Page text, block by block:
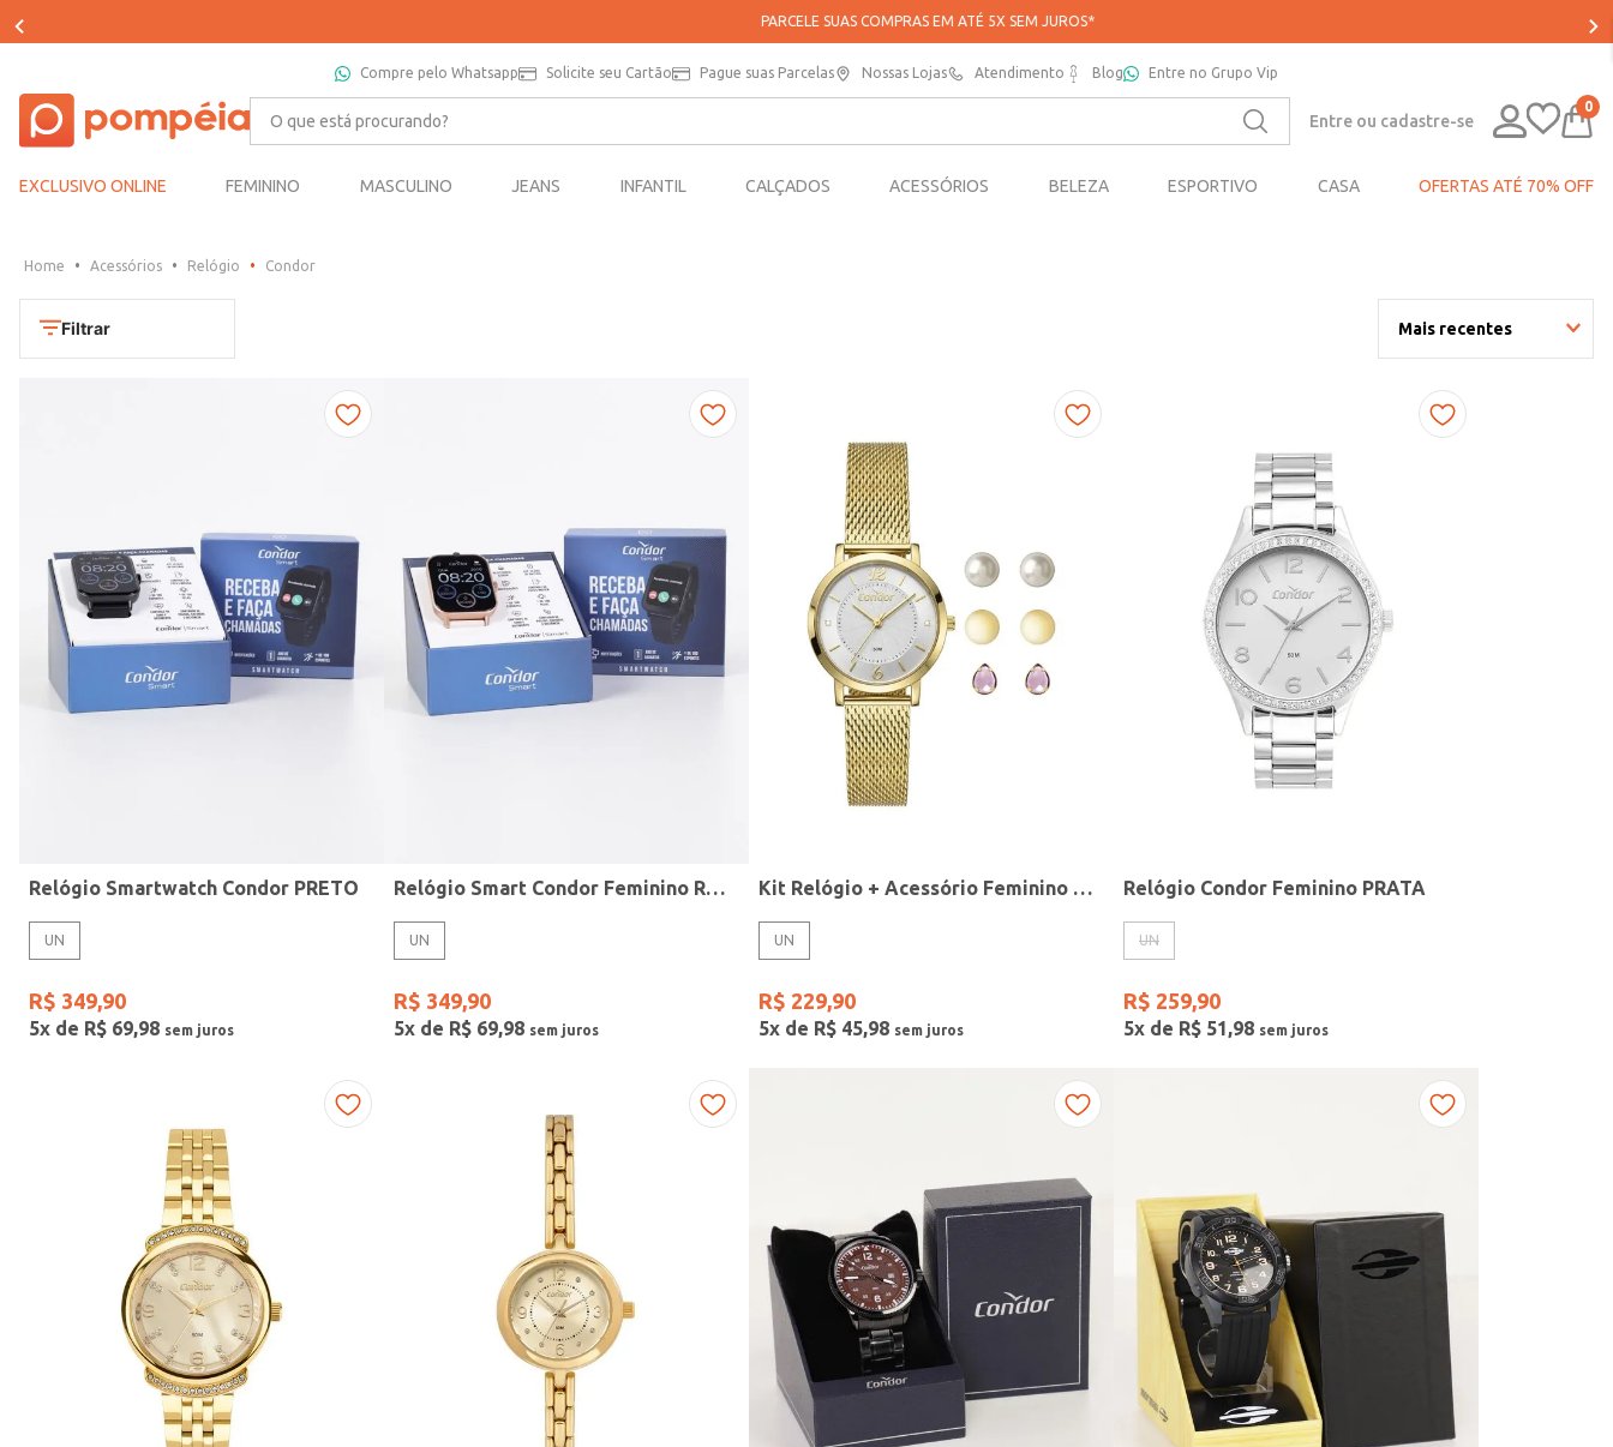
PARCELE SUAS COMPRAS EM ATÉ 5X SEM JUROS*
Compre pelo Whatsapp Solicite seu Cartão Pague suas Parcelas Nossas Lojas Atendimento Blog Entre no Grupo Vip
O que está procurando?
Entre ou cadastre-se
0
EXCLUSIVO ONLINE FEMININO MASCULINO JEANS INFANTIL CALÇADOS ACESSÓRIOS BELEZA ESPORTIVO CASA OFERTAS ATÉ 70% OFF
Acessórios Relógio Condor
Filtrar Mais recentes
UN
Mormaii
Casio
Gang
Prata
Preto
Rose
Estilo
Relógio Smartwatch Condor PRETO
UN
R$ 349,90
5x de R$ 69,98
Relógio Smart Condor Feminino ROSE
UN
R$ 349,90
5x de R$ 69,98
Kit Relógio + Acessório Feminino DOURADO
UN
R$ 229,90
5x de R$ 45,98
Relógio Condor Feminino PRATA
UN
R$ 259,90
5x de R$ 51,98